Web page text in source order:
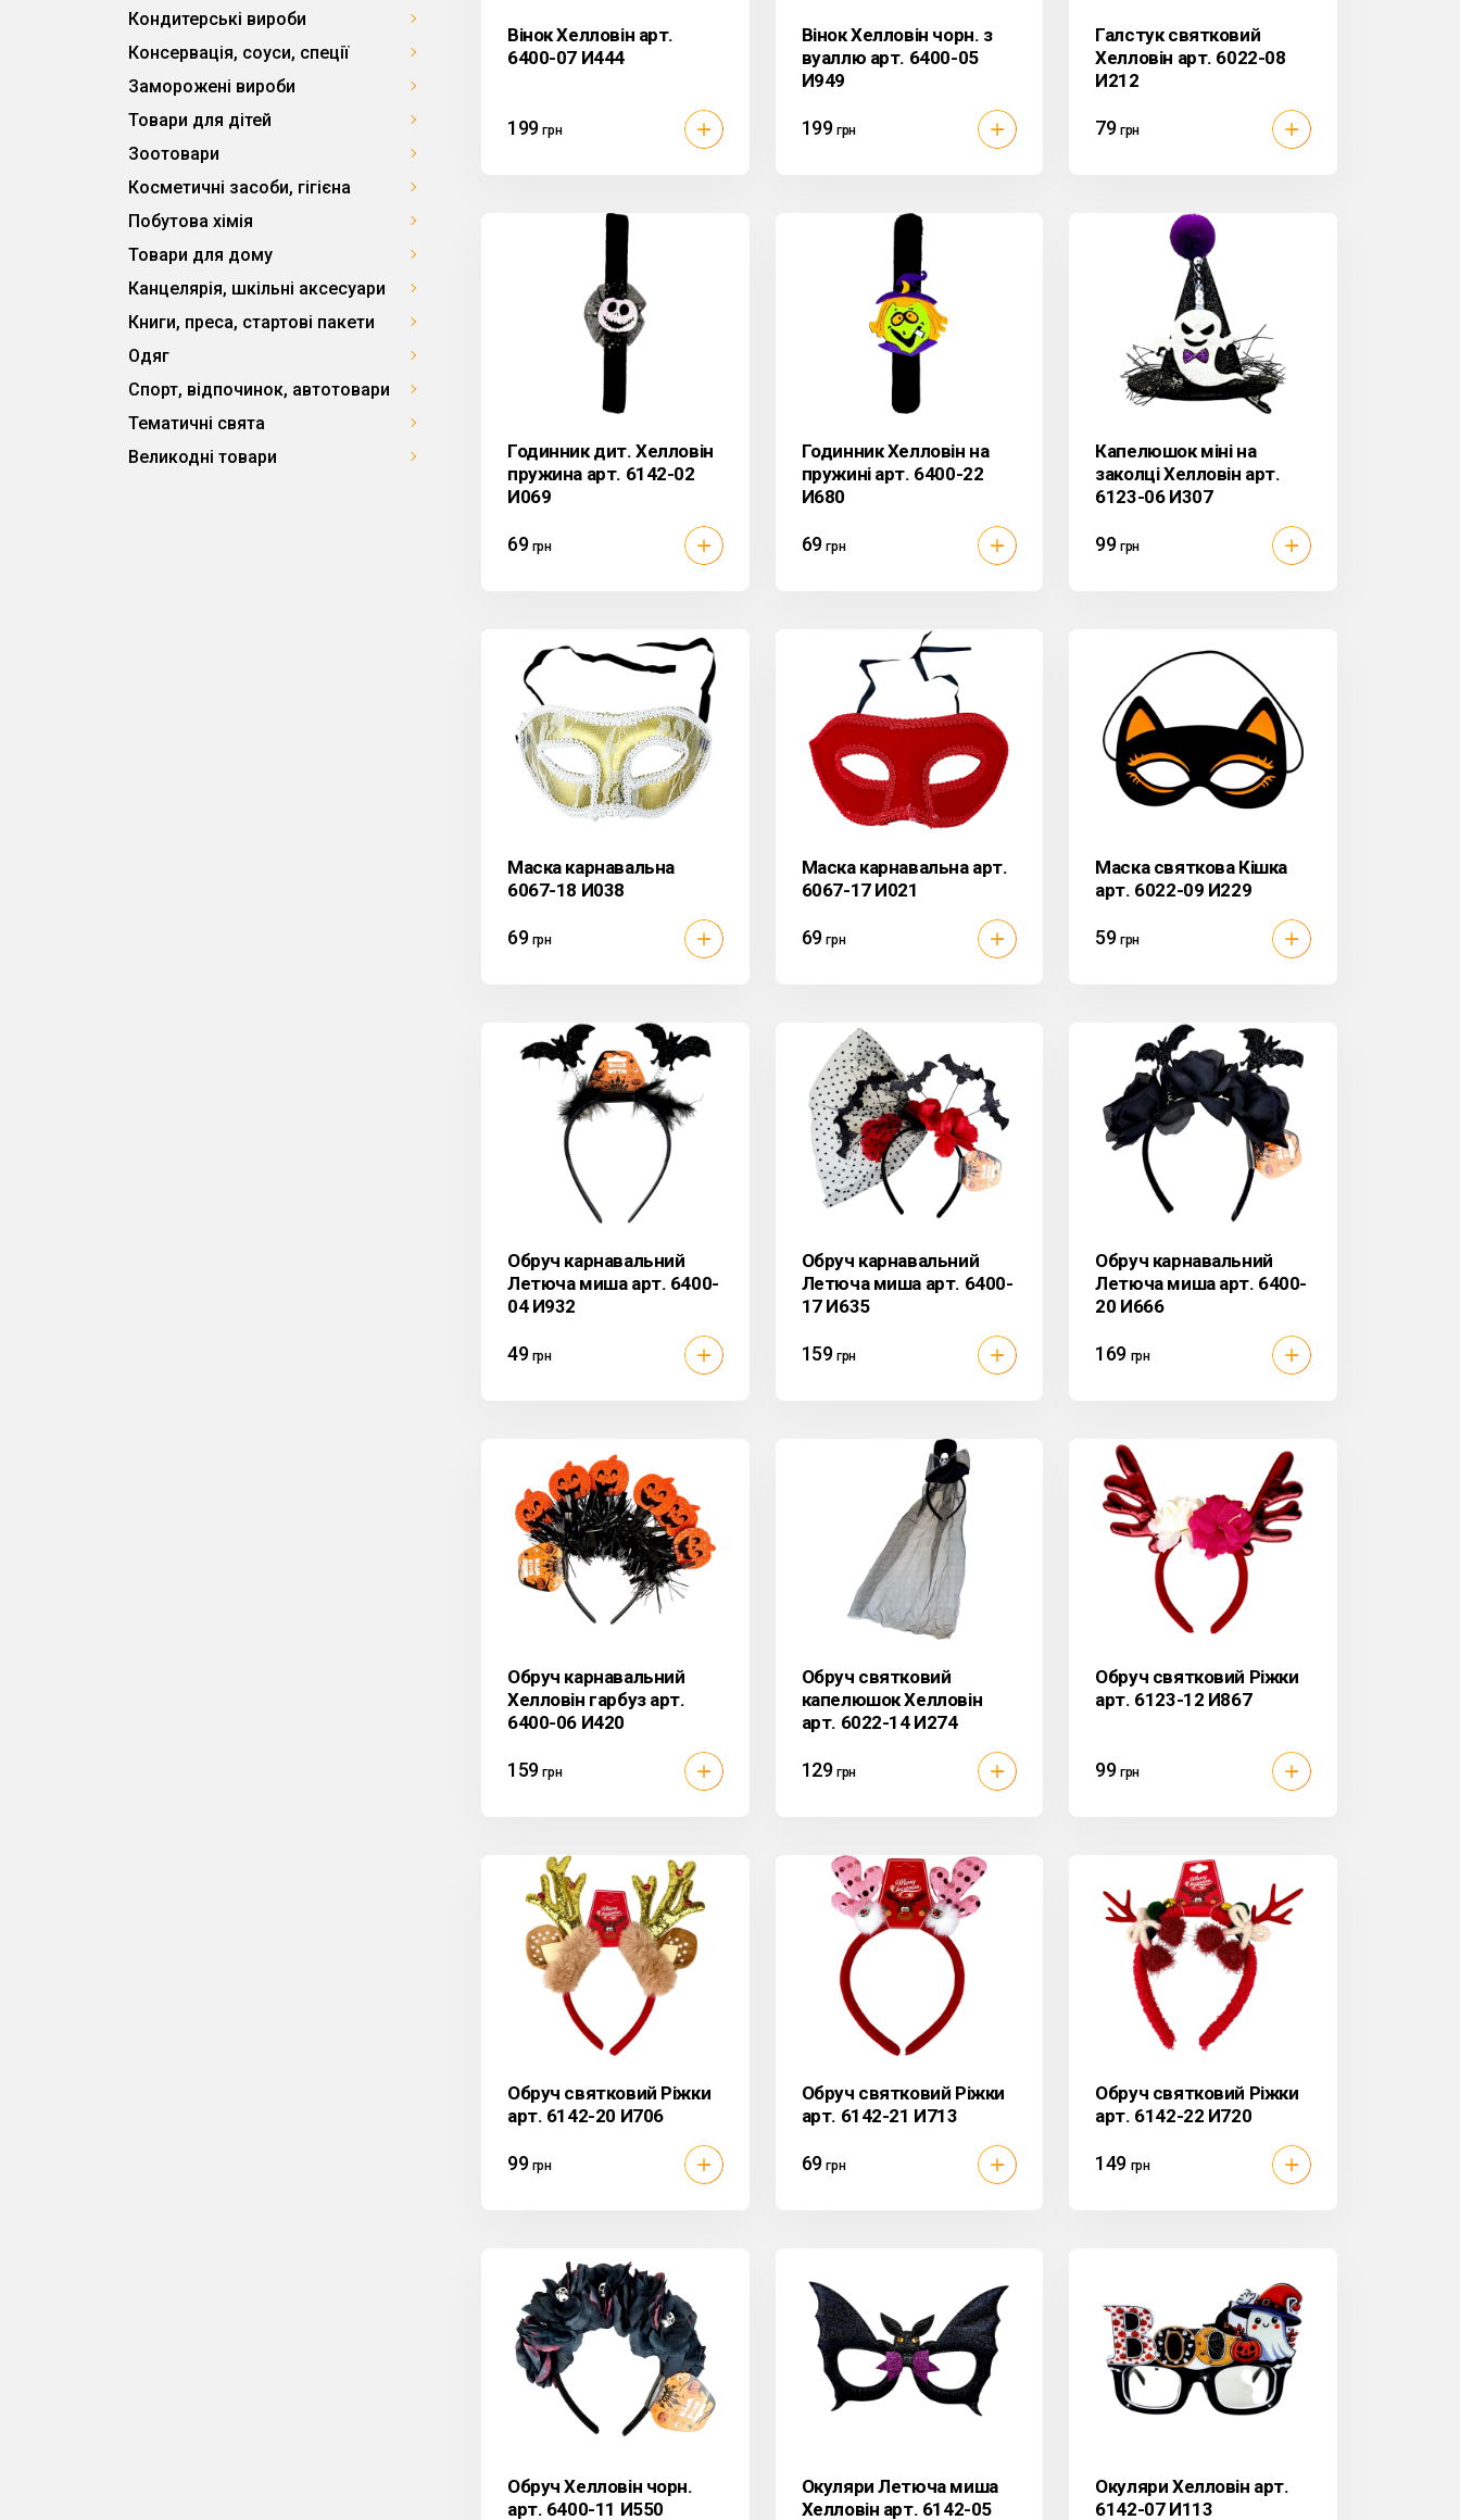
Кондитерські вироби
Консервація, соуси, спеції
Заморожені вироби
Товари для дітей
Зоотовари
Косметичні засоби, гігієна
Побутова хімія
Товари для дому
Канцелярія, шкільні аксесуари
Книги, преса, стартові пакети
Одяг
Спорт, відпочинок, автотовари
Тематичні свята
Великодні товари
Вінок Хелловін арт.
6400-07 И444
199 грн
Вінок Хелловін чорн. з
вуаллю арт. 6400-05
И949
199 грн
Галстук святковий
Хелловін арт. 6022-08
И212
79 грн
Годинник дит. Хелловін
пружина арт. 6142-02
И069
69 грн
Годинник Хелловін на
пружині арт. 6400-22
И680
69 грн
Капелюшок міні на
заколці Хелловін арт.
6123-06 И307
99 грн
Маска карнавальна
6067-18 И038
69 грн
Маска карнавальна арт.
6067-17 И021
69 грн
Маска святкова Кішка
арт. 6022-09 И229
59 грн
Обруч карнавальний
Летюча миша арт. 6400-
04 И932
49 грн
Обруч карнавальний
Летюча миша арт. 6400-
17 И635
159 грн
Обруч карнавальний
Летюча миша арт. 6400-
20 И666
169 грн
Обруч карнавальний
Хелловін гарбуз арт.
6400-06 И420
159 грн
Обруч святковий
капелюшок Хелловін
арт. 6022-14 И274
129 грн
Обруч святковий Ріжки
арт. 6123-12 И867
99 грн
Обруч святковий Ріжки
арт. 6142-20 И706
99 грн
Обруч святковий Ріжки
арт. 6142-21 И713
69 грн
Обруч святковий Ріжки
арт. 6142-22 И720
149 грн
Обруч Хелловін чорн.
арт. 6400-11 И550
Окуляри Летюча миша
Хелловін арт. 6142-05
Окуляри Хелловін арт.
6142-07 И113